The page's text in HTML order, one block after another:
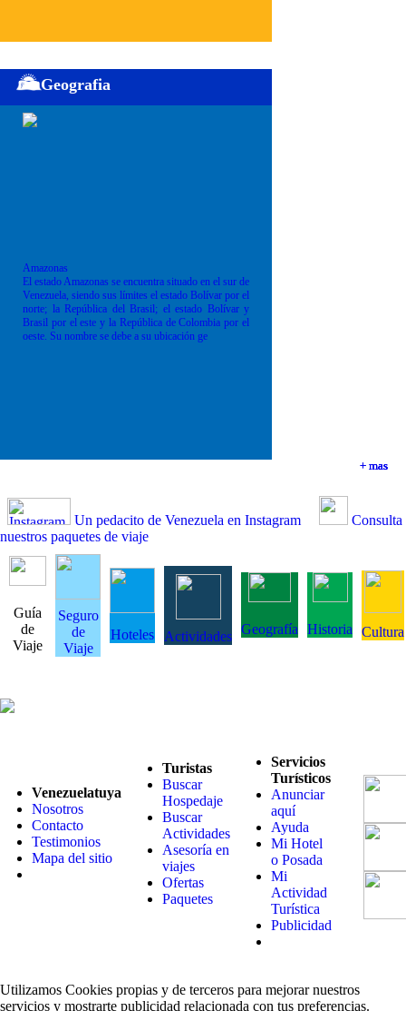
+ mas
+ mas
+ mas
Geografia
Amazonas
El estado Amazonas se encuentra situado en el sur de
Venezuela, siendo sus límites el estado Bolívar por el
norte; la República del Brasil; el estado Bolívar y
Brasil por el este y la República de Colombia por el
oeste. Su nombre se debe a su ubicación ge
+ mas
Un pedacito de Venezuela en Instagram
Consulta
nuestros paquetes de viaje
Guía
de
Viaje
Seguro
de
Viaje
Hoteles Actividades Geografía Historia Cultura
Venezuelatuya
Nosotros
Contacto
Testimonios
Mapa del sitio
Turistas
Buscar
Hospedaje
Buscar
Actividades
Asesoría en
viajes
Ofertas
Paquetes
Servicios
Turísticos
Anunciar
aquí
Ayuda
Mi Hotel
o Posada
Mi
Actividad
Turística
Publicidad
Utilizamos Cookies propias y de terceros para mejorar nuestros
servicios y mostrarte publicidad relacionada con tus preferencias.